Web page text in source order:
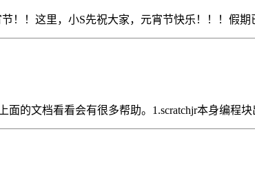
！这里，小S先祝大家，元宵节快乐！！！假
的文档看看会有很多帮助。1.scratchjr本身编程